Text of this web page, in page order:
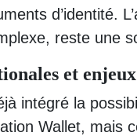
d’identité.
reste une
et
intégré la
Wallet, mais